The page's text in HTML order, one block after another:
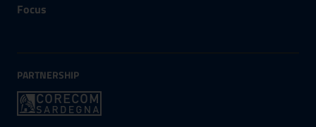
Focus
PARTNERSHIP